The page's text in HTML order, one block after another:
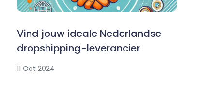
Vind jouw ideale Nederlandse
dropshipping-leverancier
11 Oct 2024